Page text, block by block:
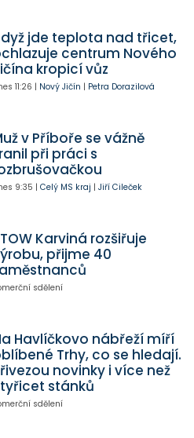
jde teplota nad třicet,
centrum Nového
kropicí vůz
11:26 | Nový Jičín | Petra Dorazilová
v Příboře se vážně
při práci s
9:35 | Celý MS kraj | Jiří Cileček
Karviná rozšiřuje
přijme 40
sdělení
Havlíčkovo nábřeží míří
Trhy, co se hledají.
novinky i více než
stánků
sdělení